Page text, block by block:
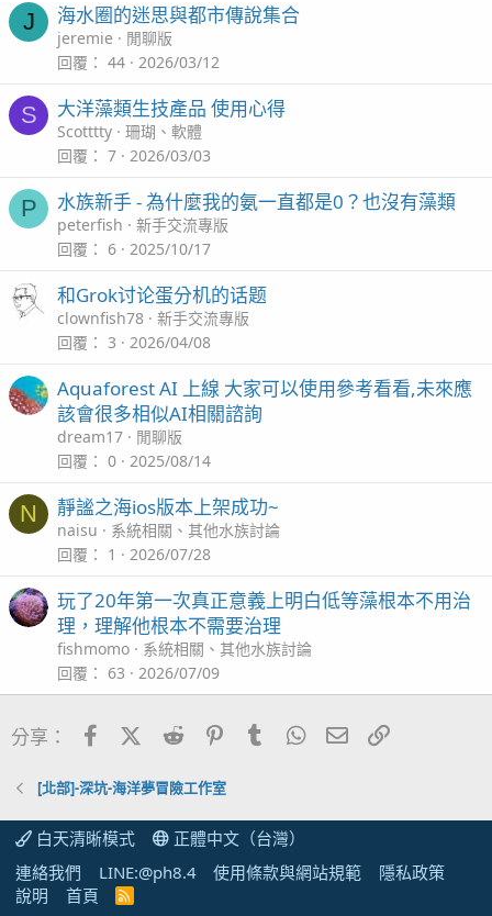
J 海水圈的迷思與都市傳說集合
jeremie
閒聊版
回覆
44 2026/03/12
S 大洋藻類生技產品 使用心得
Scotttty
珊瑚、軟體
回覆
7 2026/03/03
P 水族新手 - 為什麼我的氨一直都是0？也沒有藻類
peterfish
新手交流專版
回覆
6 2025/10/17
和Grok讨论蛋分机的话题
clownfish78
新手交流專版
回覆
3 2026/04/08
Aquaforest AI 上線 大家可以使用參考看看,未來應
該會很多相似AI相關諮詢
dream17
閒聊版
回覆
0 2025/08/14
N 靜謐之海ios版本上架成功~
naisu
系統相關、其他水族討論
回覆
1 2026/07/28
玩了20年第一次真正意義上明白低等藻根本不用治
理，理解他根本不需要治理
fishmomo
系統相關、其他水族討論
回覆
63 2026/07/09
分享： FacebookX (Twitter)
Reddit PinterestTumblrWhatsApp電子郵件
[北部]-深坑-海洋夢冒險工作室
白天清晰模式
正體中文（台灣）
連絡我們
LINE:@ph8.4 使用條款與網站規範
隱私政策
說明
首頁
R